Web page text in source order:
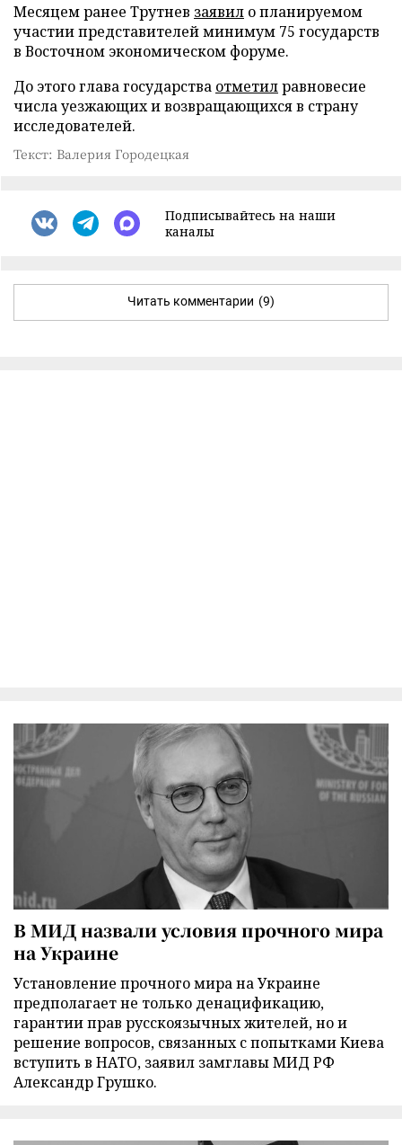
Месяцем ранее Трутнев заявил о планируемом
участии представителей минимум 75 государств
в Восточном экономическом форуме.
До этого глава государства отметилравновесие
числа уезжающих и возвращающихся в страну
исследователей.
Текст: Валерия Городецкая
Подписывайтесь на наши
каналы
Читать комментарии (9)
В МИД назвали условия прочного мира
на Украине
Установление прочного мира на Украине
предполагает не только денацификацию,
гарантии прав русскоязычных жителей, но и
решение вопросов, связанных с попытками Киева
вступить в НАТО, заявил замглавы МИД РФ
Александр Грушко.